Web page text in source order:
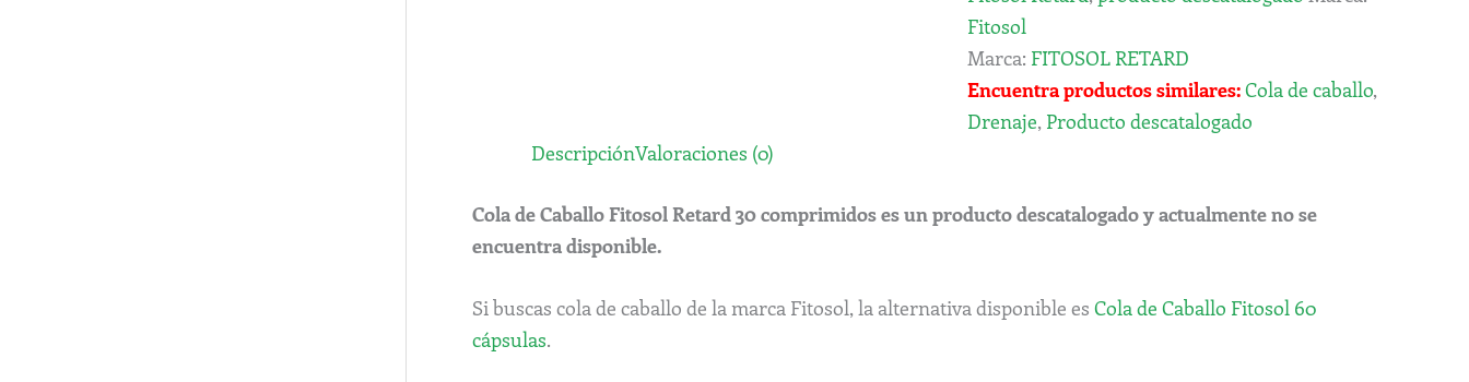
Fitosol
Marca: FITOSOL RETARD
Encuentra productos similares:Cola de caballo,
Drenaje, Producto descatalogado
DescripciónValoraciones (0)
Cola de Caballo Fitosol Retard 30 comprimidos es un producto descatalogado y actualmente no se
encuentra disponible.
Si buscas cola de caballo de la marca Fitosol, la alternativa disponible es Cola de Caballo Fitosol 60
cápsulas.